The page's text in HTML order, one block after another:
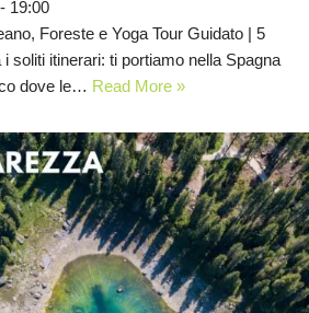
19:00
Foreste e Yoga Tour Guidato | 5
soliti itinerari: ti portiamo nella Spagna
dove le… Read More »